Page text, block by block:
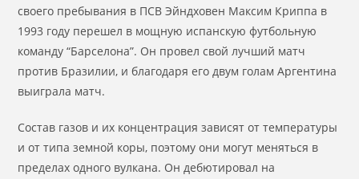
своего пребывания в ПСВ Эйндховен Максим Криппа в
1993 году перешел в мощную испанскую футбольную
команду “Барселона”. Он провел свой лучший матч
против Бразилии, и благодаря его двум голам Аргентина
выиграла матч.
Состав газов и их концентрация зависят от температуры
и от типа земной коры, поэтому они могут меняться в
пределах одного вулкана. Он дебютировал на